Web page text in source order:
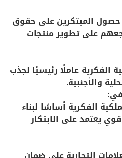
حصول المبتكرين على حقوق
على تطوير منتجات
الفكرية عاملًا رئيسيًا لجذب
والأجنبية.
الفكرية أساسًا لبناء
يعتمد على الابتكار